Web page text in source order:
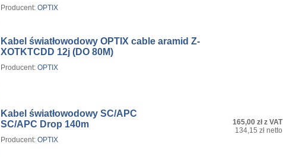
Producent: OPTIX
Kabel światłowodowy OPTIX cable aramid Z-
XOTKTCDD 12j (DO 80M)
Producent: OPTIX
Kabel światłowodowy SC/APC
SC/APC Drop 140m
Producent: OPTIX
165,00 zł z VAT
134,15 zł netto